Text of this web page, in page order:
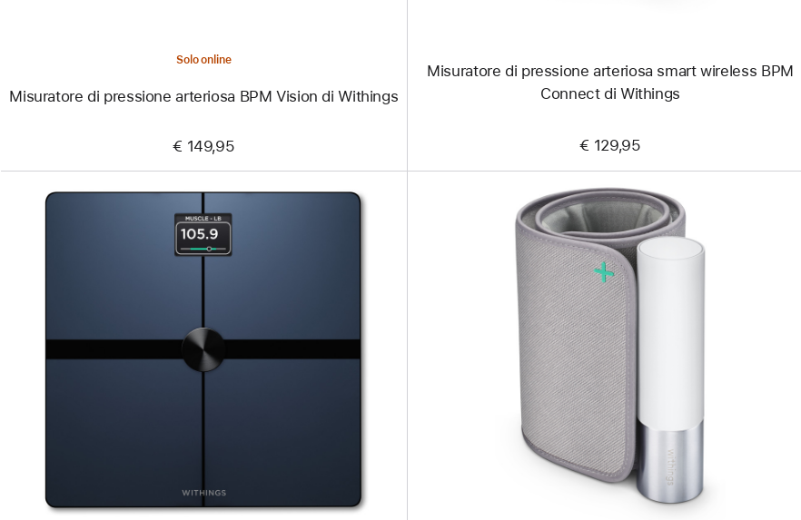
Solo online
Misuratore di pressione arteriosa BPM Vision di Withings
€ 149,95
Misuratore di pressione arteriosa smart wireless BPM
Connect di Withings
€ 129,95
Precedente
Immagine
Fi
per
Precedente
Immagine
-
Misuratore
di
pressione
arteriosa
BPM
Core
Smart
Withings